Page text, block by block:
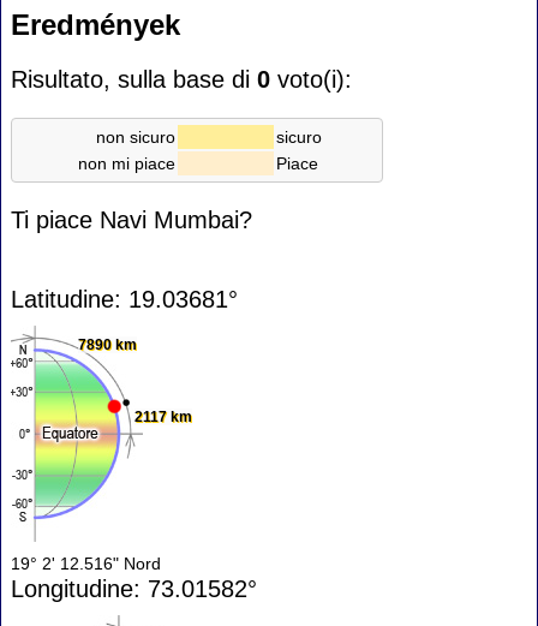
Eredmények
Risultato, sulla base di 0 voto(i):
non sicuro
sicuro
non mi piace
Piace
Ti piace Navi Mumbai?
Latitudine: 19.03681°
7890 km
2117 km
19° 2' 12.516" Nord
Longitudine: 73.01582°